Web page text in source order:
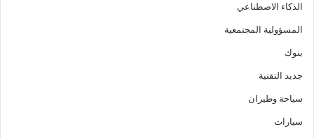
الذكاء الاصطناعي
المسؤولية المجتمعية
بنوك
جديد التقنية
سياحة وطيران
سيارات